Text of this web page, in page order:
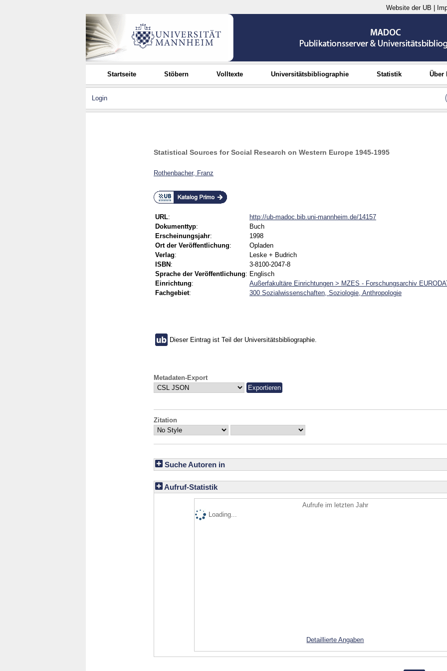
Website der UB
Startseite Stöbern Volltexte Universitätsbibliographie Statistik Über
Login
Statistical Sources for Social Research on Western Europe 1945-1995
Rothenbacher, Franz
URL:
http://ub-madoc.bib.uni-mannheim.de/14157
Dokumenttyp:
Buch
Erscheinungsjahr:
1998
Ort der Veröffentlichung:
Opladen
Verlag:
Leske + Budrich
ISBN :
3-8100-2047-8
Sprache der Veröffentlichung: Englisch
Einrichtung:
Außerfakultäre Einrichtungen > MZES - Forschungsarchiv
Fachgebiet: 300 Sozialwissenschaften, Soziologie, Anthropologie
Dieser Eintrag ist Teil der Universitätsbibliographie.
Metadaten-Export
Zitation
Suche Autoren in
Aufruf-Statistik
Aufrufe im letzten Jahr
Loading...
Detaillierte Angaben